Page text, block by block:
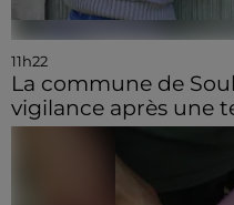
11h22
La commune de
vigilance après une